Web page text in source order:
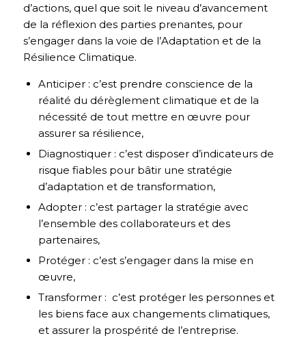
d’actions, quel que soit le niveau d’avancement
de la réflexion des parties prenantes, pour
s’engager dans la voie de l’Adaptation et de la
Résilience Climatique.
Anticiper : c’est prendre conscience de la
réalité du dérèglement climatique et de la
nécessité de tout mettre en œuvre pour
assurer sa résilience,
Diagnostiquer : c’est disposer d’indicateurs de
risque fiables pour bâtir une stratégie
d’adaptation et de transformation,
Adopter : c’est partager la stratégie avec
l’ensemble des collaborateurs et des
partenaires,
Protéger : c’est s’engager dans la mise en
œuvre,
Transformer : c’est protéger les personnes et
les biens face aux changements climatiques,
et assurer la prospérité de l’entreprise.